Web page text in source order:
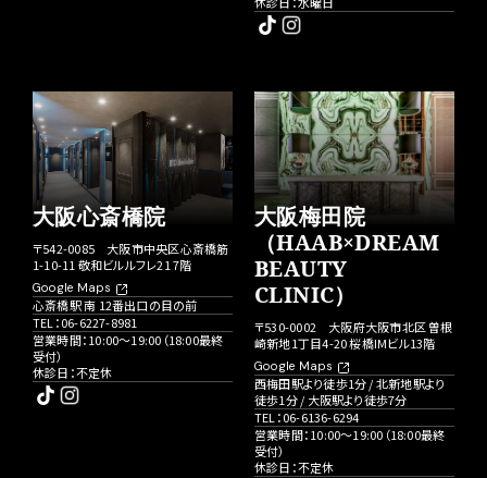
大阪心斎橋院
〒542-0085 大阪市中央区心斎橋筋
1-10-11 敬和ビルルフレ21 7階
Google Maps
心斎橋駅 南 12番出口の目の前
TEL：06-6227-8981
営業時間：10:00〜19:00（18:00最終
受付）
休診日：不定休
大阪梅田院
（HAAB×DREAM
BEAUTY
CLINIC）
〒530-0002 大阪府大阪市北区 曽根
崎新地1丁目4-20 桜橋IMビル13階
Google Maps
西梅田駅より徒歩1分 / 北新地駅より
徒歩1分 / 大阪駅より徒歩7分
TEL：06-6136-6294
営業時間：10:00〜19:00（18:00最終
受付）
休診日：不定休